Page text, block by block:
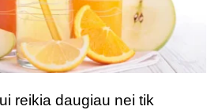
reikia daugiau nei tik